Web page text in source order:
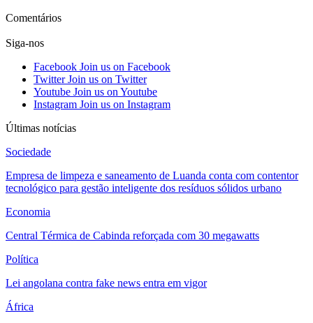
Comentários
Siga-nos
Facebook Join us on Facebook
Twitter Join us on Twitter
Youtube Join us on Youtube
Instagram Join us on Instagram
Últimas notícias
Sociedade
Empresa de limpeza e saneamento de Luanda conta com contentor
tecnológico para gestão inteligente dos resíduos sólidos urbano
Economia
Central Térmica de Cabinda reforçada com 30 megawatts
Política
Lei angolana contra fake news entra em vigor
África